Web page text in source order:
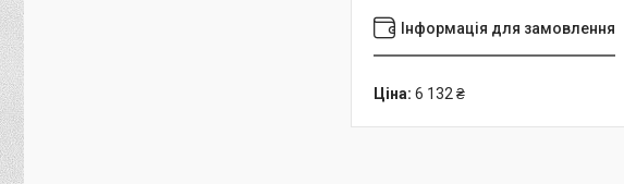
Інформація для замовлення
Ціна: 6 132 ₴